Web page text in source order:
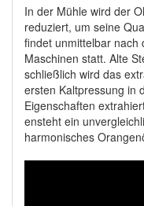
In der Mühle wird der
reduziert, um seine
findet unmittelbar nach
Maschinen statt. Alte
schließlich wird das
ersten Kaltpressung in
Eigenschaften
ensteht ein
harmonisches